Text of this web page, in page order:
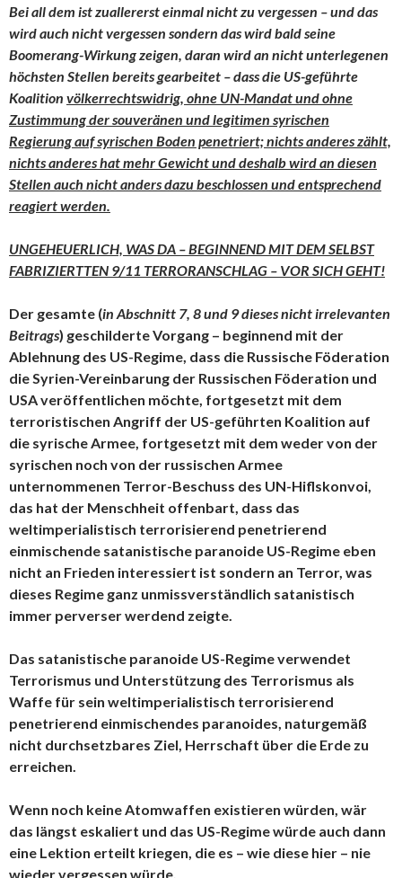
Bei all dem ist zuallererst einmal nicht zu vergessen – und das
wird auch nicht vergessen sondern das wird bald seine
Boomerang-Wirkung zeigen, daran wird an nicht unterlegenen
höchsten Stellen bereits gearbeitet – dass die US-geführte
Koalition völkerrechtswidrig, ohne UN-Mandat und ohne
Zustimmung der souveränen und legitimen syrischen
Regierung auf syrischen Boden penetriert; nichts anderes zählt,
nichts anderes hat mehr Gewicht und deshalb wird an diesen
Stellen auch nicht anders dazu beschlossen und entsprechend
reagiert werden.
UNGEHEUERLICH, WAS DA – BEGINNEND MIT DEM SELBST
FABRIZIERTTEN 9/11 TERRORANSCHLAG – VOR SICH GEHT!
Der gesamte (in Abschnitt 7, 8 und 9 dieses nicht irrelevanten
Beitrags) geschilderte Vorgang – beginnend mit der
Ablehnung des US-Regime, dass die Russische Föderation
die Syrien-Vereinbarung der Russischen Föderation und
USA veröffentlichen möchte, fortgesetzt mit dem
terroristischen Angriff der US-geführten Koalition auf
die syrische Armee, fortgesetzt mit dem weder von der
syrischen noch von der russischen Armee
unternommenen Terror-Beschuss des UN-Hiflskonvoi,
das hat der Menschheit offenbart, dass das
weltimperialistisch terrorisierend penetrierend
einmischende satanistische paranoide US-Regime eben
nicht an Frieden interessiert ist sondern an Terror, was
dieses Regime ganz unmissverständlich satanistisch
immer perverser werdend zeigte.
Das satanistische paranoide US-Regime verwendet
Terrorismus und Unterstützung des Terrorismus als
Waffe für sein weltimperialistisch terrorisierend
penetrierend einmischendes paranoides, naturgemäß
nicht durchsetzbares Ziel, Herrschaft über die Erde zu
erreichen.
Wenn noch keine Atomwaffen existieren würden, wär
das längst eskaliert und das US-Regime würde auch dann
eine Lektion erteilt kriegen, die es – wie diese hier – nie
wieder vergessen würde.